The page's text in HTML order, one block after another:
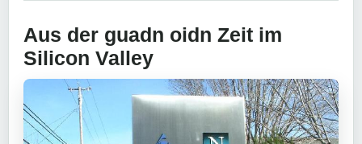
Aus der guadn oidn Zeit im
Silicon Valley